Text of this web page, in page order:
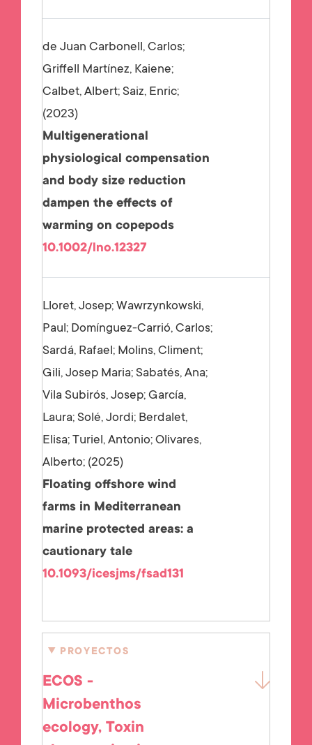
de Juan Carbonell, Carlos;
Griffell Martínez, Kaiene;
Calbet, Albert; Saiz, Enric;
2023
Multigenerational
physiological compensation
and body size reduction
dampen the effects of
warming on copepods
10.1002/lno.12327
Lloret, Josep; Wawrzynkowski,
Paul; Domínguez-Carrió, Carlos;
Sardá, Rafael; Molins, Climent;
Gili, Josep Maria; Sabatés, Ana;
Vila Subirós, Josep; García,
Laura; Solé, Jordi; Berdalet,
Elisa; Turiel, Antonio; Olivares,
Alberto; 2025
Floating offshore wind
farms in Mediterranean
marine protected areas: a
cautionary tale
10.1093/icesjms/fsad131
PROYECTOS
ECOS -
Microbenthos
ecology, Toxin